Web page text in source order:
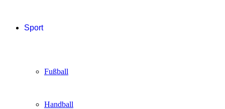
Sport
Fußball
Handball